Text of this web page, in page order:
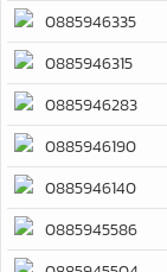
0885946335
0885946315
0885946283
0885946190
0885946140
0885945586